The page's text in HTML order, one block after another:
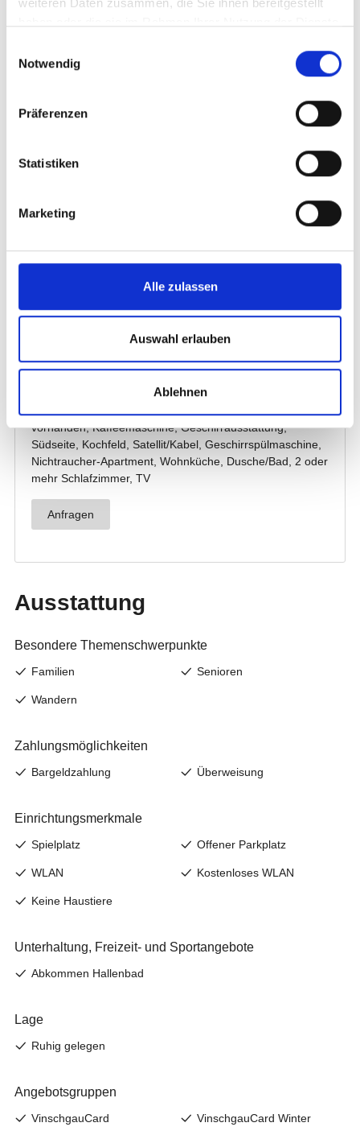
weiteren Daten zusammen, die Sie ihnen bereitgestellt
Notwendig
Präferenzen
Statistiken
Marketing
Alle zulassen
Auswahl erlauben
Ablehnen